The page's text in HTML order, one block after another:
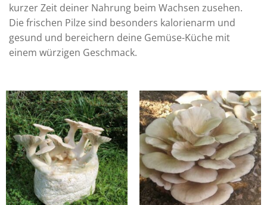
kurzer Zeit deiner Nahrung beim Wachsen zusehen.
Die frischen Pilze sind besonders kalorienarm und
gesund und bereichern deine Gemüse-Küche mit
einem würzigen Geschmack.